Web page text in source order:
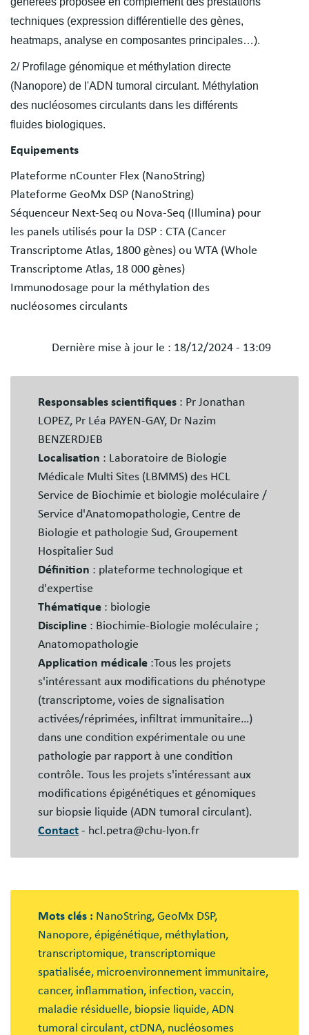
techniques (expression différentielle des gènes,
heatmaps, analyse en composantes principales…).
2/ Profilage génomique et méthylation directe
(Nanopore) de l'ADN tumoral circulant. Méthylation
des nucléosomes circulants dans les différents
fluides biologiques.
Equipements
Plateforme nCounter Flex (NanoString)
Plateforme GeoMx DSP (NanoString)
Séquenceur Next-Seq ou Nova-Seq (Illumina) pour
les panels utilisés pour la DSP : CTA (Cancer
Transcriptome Atlas, 1800 gènes) ou WTA (Whole
Transcriptome Atlas, 18 000 gènes)
Immunodosage pour la méthylation des
nucléosomes circulants
Dernière mise à jour le : 18/12/2024 - 13:09
Responsables scientifiques : Pr Jonathan
LOPEZ, Pr Léa PAYEN-GAY, Dr Nazim
BENZERDJEB
Localisation : Laboratoire de Biologie
Médicale Multi Sites (LBMMS) des HCL
Service de Biochimie et biologie moléculaire /
Service d'Anatomopathologie, Centre de
Biologie et pathologie Sud, Groupement
Hospitalier Sud
Définition : plateforme technologique et
d'expertise
Thématique : biologie
Discipline : Biochimie-Biologie moléculaire ;
Anatomopathologie
Application médicale :Tous les projets
s'intéressant aux modifications du phénotype
(transcriptome, voies de signalisation
activées/réprimées, infiltrat immunitaire…)
dans une condition expérimentale ou une
pathologie par rapport à une condition
contrôle. Tous les projets s'intéressant aux
modifications épigénétiques et génomiques
sur biopsie liquide (ADN tumoral circulant).
Contact - hcl.petra@chu-lyon.fr
Mots clés : NanoString, GeoMx DSP,
Nanopore, épigénétique, méthylation,
transcriptomique, transcriptomique
spatialisée, microenvironnement immunitaire,
cancer, inflammation, infection, vaccin,
maladie résiduelle, biopsie liquide, ADN
tumoral circulant, ctDNA, nucléosomes